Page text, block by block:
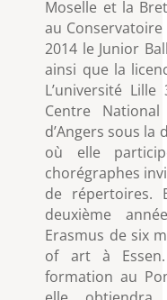
Moselle et la
au
2014 le Junior
ainsi que la
L’université
Centre
d’Angers sous
où elle
chorégraphes
de répertoires.
deuxième
Erasmus de six
of art à
formation au